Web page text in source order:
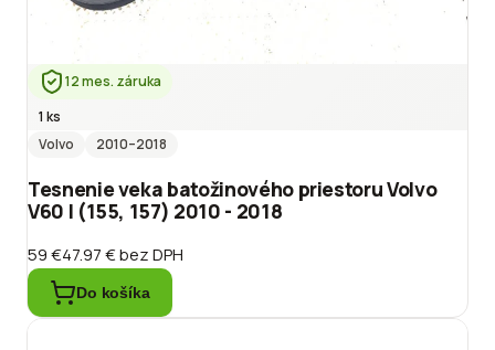
12 mes. záruka
1 ks
Volvo
2010–2018
Tesnenie veka batožinového priestoru Volvo
V60 I (155, 157) 2010 - 2018
59 €47.97 €bez DPH
Do košíka